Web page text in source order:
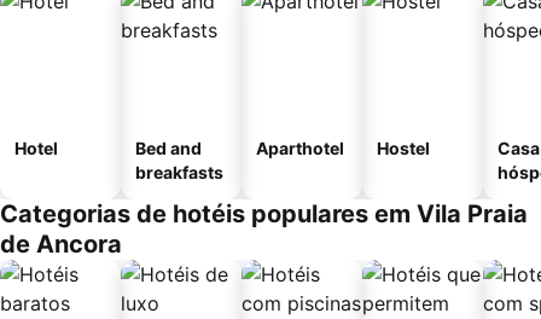
Hotel
Bed and
breakfasts
Aparthotel Hostel
Categorias de hotéis populares em Vila Praia
de Ancora